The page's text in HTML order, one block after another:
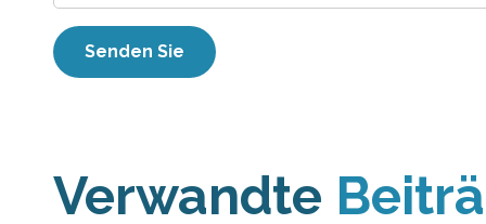
Verwandte